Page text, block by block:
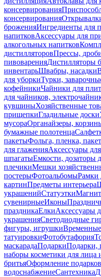
консервирования
консервирования
броженияИнгредиенты для
напитковАксессуары для
алкогольных напитков
дистилляторовПрессы,
пивоваренияДистилляторы
инвентарьШвабры, насадки
для уборкиТурки,
кофейникиЧайники для
для чайников,
кувшиныХозяйственные
прищепкиГладильные доски
мусораОрганайзеры,
бумажные полотенца
пакетыФольга, пленка,
для глаженияАксессуары
шпагатыЕмкости, дозаторы
плечикиМешки
постерыФотоальбомыРамки
картинПредметы интерьера
украшенийСтатуэтки
сувенирныеИконы
праздникаЕлкиАксессуары
украшенияСветодиодные
фигуры, игрушкиВременные
татуировкиФотобутафория
маскарадаПодаркиПодарки,
наборы косметики для лица
бритьяОформление подарков
водоснабжениеСантехника